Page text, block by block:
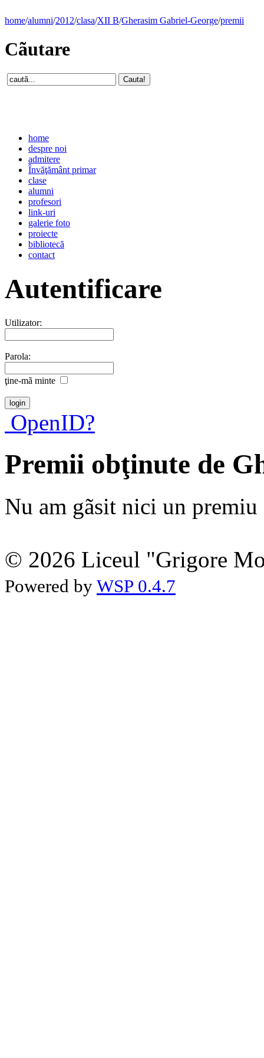
home/alumni/2012/clasa/XII B/Gherasim Gabriel-George/premii
Cãutare
home
despre noi
admitere
Învăţământ primar
clase
alumni
profesori
link-uri
galerie foto
proiecte
bibliotecă
contact
Autentificare
Utilizator:
Parola:
ţine-mã minte
OpenID?
Premii obţinute de
Nu am gãsit nici un premiu
© 2026 Liceul "Grigore
Powered by WSP 0.4.7